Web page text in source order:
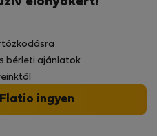
bérleti ajánlatok
ingyen